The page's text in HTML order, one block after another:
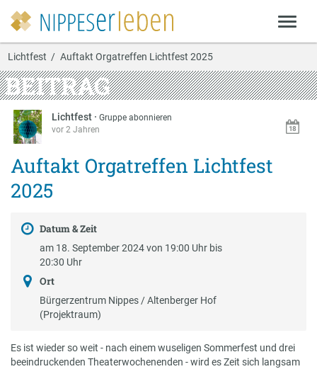
Lichtfest Auftakt Orgatreffen Lichtfest 2025
BEITRAG
Lichtfest ·Gruppe abonnieren
vor 2 Jahren
Auftakt Orgatreffen Lichtfest
2025
Datum & Zeit
am 18. September 2024 von 19:00 Uhr bis
20:30 Uhr
Ort
Bürgerzentrum Nippes / Altenberger Hof
(Projektraum)
Es ist wieder so weit - nach einem wuseligen Sommerfest und drei
beeindruckenden Theaterwochenenden - wird es Zeit sich langsam